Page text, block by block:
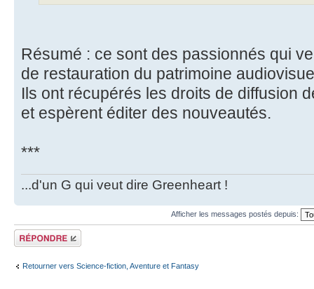
Résumé : ce sont des passionnés qui
de restauration du patrimoine
Ils ont récupérés les droits de diffusion
et espèrent éditer des nouveautés.
***
...d'un G qui veut dire Greenheart !
Afficher les messages postés depuis:
Répondre
Retourner vers Science-fiction, Aventure et Fantasy